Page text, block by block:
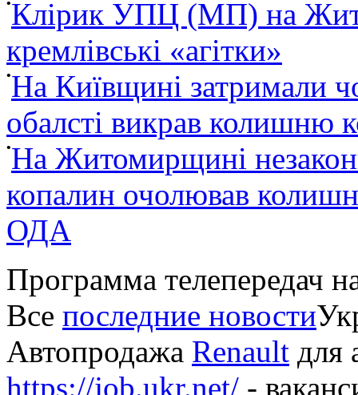
•Клірик УПЦ (МП) на
кремлівські «агітки»
•На Київщині затримали
обалсті викрав колишню
•На Житомирщині
копалин очолював
ОДА
Программа телепередач
Все последние новости
Автопродажа Renault для
https://job.ukr.net/ -